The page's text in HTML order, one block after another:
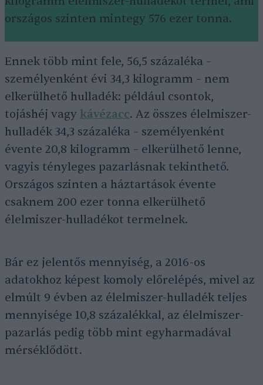
országos szinten mintegy 576 ezer tonna.
Ennek több mint fele, 56,5 százaléka –
személyenként évi 34,3 kilogramm – nem
elkerülhető hulladék: például csontok,
tojáshéj vagy kávézacc. Az összes élelmiszer-
hulladék 34,3 százaléka – személyenként
évente 20,8 kilogramm – elkerülhető lenne,
vagyis tényleges pazarlásnak tekinthető.
Országos szinten a háztartások évente
csaknem 200 ezer tonna elkerülhető
élelmiszer-hulladékot termelnek.
Bár ez jelentős mennyiség, a 2016-os
adatokhoz képest komoly előrelépés, mivel az
elmúlt 9 évben az élelmiszer-hulladék teljes
mennyisége 10,8 százalékkal, az élelmiszer-
pazarlás pedig több mint egyharmadával
mérséklődött.